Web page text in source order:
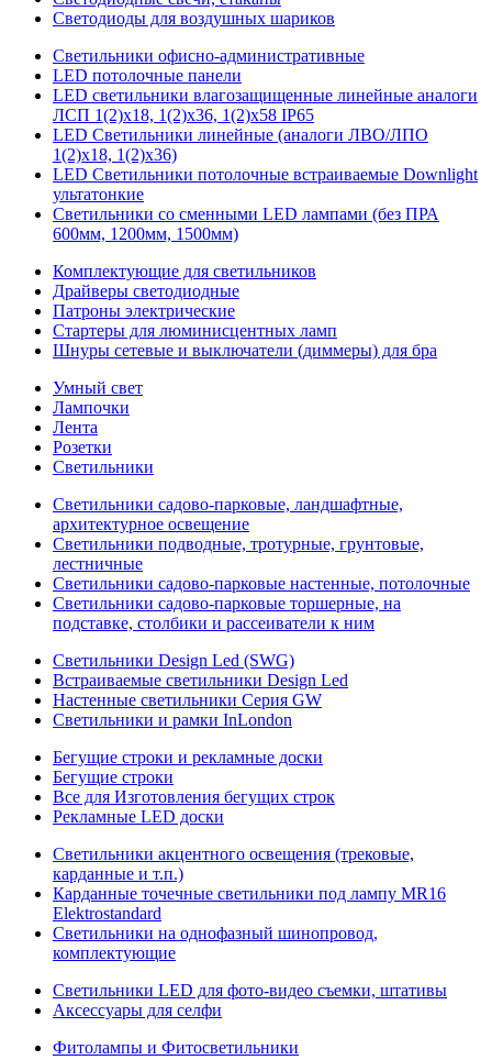
Светодиоды для воздушных шариков
Светильники офисно-административные
LED потолочные панели
LED светильники влагозащищенные линейные аналоги
ЛСП 1(2)х18, 1(2)х36, 1(2)х58 IP65
LED Светильники линейные (аналоги ЛВО/ЛПО
1(2)х18, 1(2)х36)
LED Светильники потолочные встраиваемые Downlight
ультатонкие
Светильники со сменными LED лампами (без ПРА
600мм, 1200мм, 1500мм)
Комплектующие для светильников
Драйверы светодиодные
Патроны электрические
Стартеры для люминисцентных ламп
Шнуры сетевые и выключатели (диммеры) для бра
Умный свет
Лампочки
Лента
Розетки
Светильники
Светильники садово-парковые, ландшафтные,
архитектурное освещение
Светильники подводные, тротурные, грунтовые,
лестничные
Светильники садово-парковые настенные, потолочные
Светильники садово-парковые торшерные, на
подставке, столбики и рассеиватели к ним
Светильники Design Led (SWG)
Встраиваемые светильники Design Led
Настенные светильники Серия GW
Светильники и рамки InLondon
Бегущие строки и рекламные доски
Бегущие строки
Все для Изготовления бегущих строк
Рекламные LED доски
Светильники акцентного освещения (трековые,
карданные и т.п.)
Карданные точечные светильники под лампу MR16
Elektrostandard
Светильники на однофазный шинопровод,
комплектующие
Светильники LED для фото-видео съемки, штативы
Аксессуары для селфи
Фитолампы и Фитосветильники